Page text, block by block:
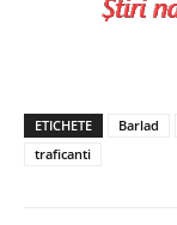
ETICHETE Barlad
traficanti